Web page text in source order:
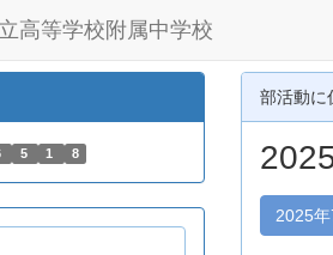
高等学校附属中学校
部活動に
2025年
5 1 8